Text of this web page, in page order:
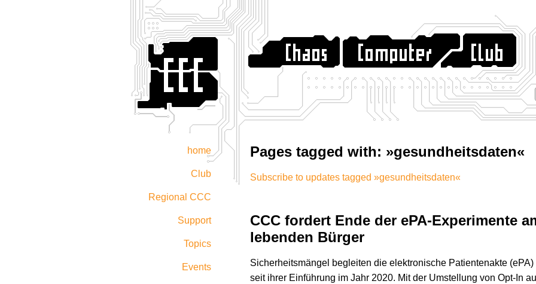
home
Club
Regional CCC
Support
Topics
Events
Pages tagged with: »gesundheitsdaten«
Subscribe to updates tagged »gesundheitsdaten«
CCC fordert Ende der ePA-Experimente
lebenden Bürger
Sicherheitsmängel begleiten die elektronische Patientenakte (ePA)
seit ihrer Einführung im Jahr 2020. Mit der Umstellung von Opt-In